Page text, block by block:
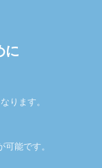
に
ります。
能です。